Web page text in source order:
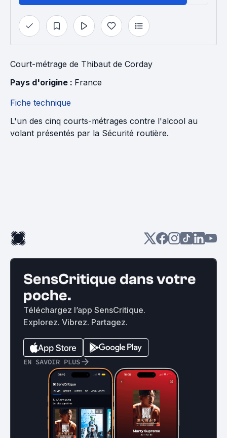
Court-métrage de Thibaut de Corday
Pays d'origine : France
Fiche technique
L'un des cinq courts-métrages contre l'alcool au
volant présentés par la Sécurité routière.
SensCritique dans votre
poche.
Téléchargez l’app SensCritique.
Explorez. Vibrez. Partagez.
EN SAVOIR PLUS